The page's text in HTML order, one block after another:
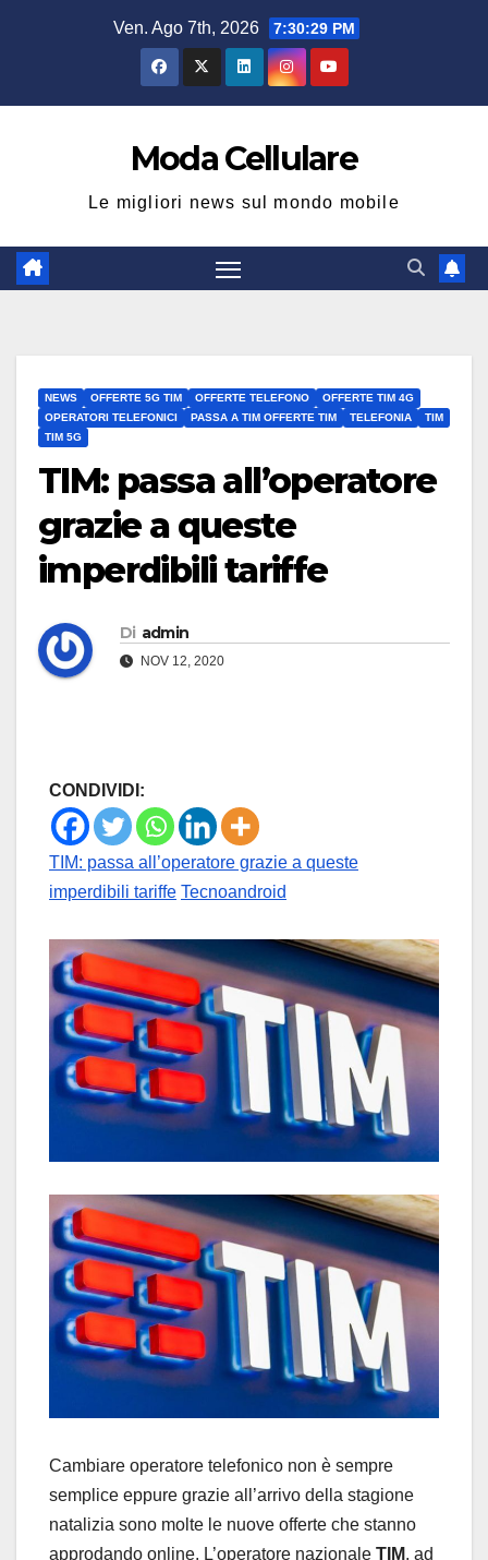
Ven. Ago 7th, 2026 7:30:30 PM
Moda Cellulare
Le migliori news sul mondo mobile
NEWS OFFERTE 5G TIM OFFERTE TELEFONO
OFFERTE TIM 4G
OPERATORI TELEFONICI
PASSA A TIM OFFERTE TIM TELEFONIA
TIM
TIM 5G
TIM: passa all’operatore
grazie a queste
imperdibili tariffe
Di admin
NOV 12, 2020
CONDIVIDI:
TIM: passa all’operatore grazie a queste
imperdibili tariffe Tecnoandroid
Cambiare operatore telefonico non è sempre
semplice eppure grazie all’arrivo della stagione
natalizia sono molte le nuove offerte che stanno
approdando online. L’operatore nazionale TIM, ad